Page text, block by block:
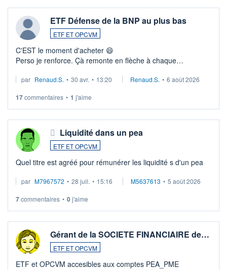
ETF Défense de la BNP au plus bas
ETF ET OPCVM
C'EST le moment d'acheter 😄​
Perso je renforce. Çà remonte en flèche à chaque
Investissement long terme tip top pour sa retraite.
par Renaud.S. • 30 avr. • 13:20 Renaud.S. • 6 août 2026
17commentaires • 1 j'aime
Liquidité dans un pea
ETF ET OPCVM
Quel titre est agréé pour rémunérer les liquidité s d'un pea
par M7967572 • 28 juil. • 15:16 M5637613 • 5 août 2026
7commentaires • 0j'aime
Gérant de la SOCIETE FINANCIAIRE de…
ETF ET OPCVM
ETF et OPCVM accesibles aux comptes PEA_PME